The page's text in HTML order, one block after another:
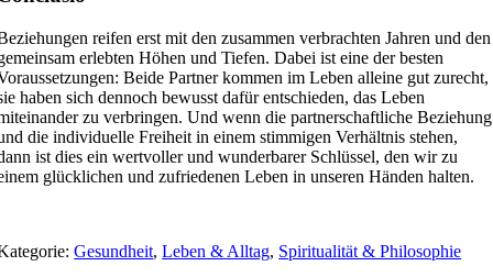
reifen erst mit den zusammen verbrachten Jahren und den
erlebten Höhen und Tiefen. Dabei ist eine der besten
Beide Partner kommen im Leben alleine gut zurecht,
haben sich dennoch bewusst dafür entschieden, das Leben
zu verbringen. Und wenn die partnerschaftliche Beziehung
die individuelle Freiheit in einem stimmigen Verhältnis stehen,
ist dies ein wertvoller und wunderbarer Schlüssel, den wir zu
glücklichen und zufriedenen Leben in unseren Händen halten.
Gesundheit,Leben & Alltag, Spiritualität & Philosophie